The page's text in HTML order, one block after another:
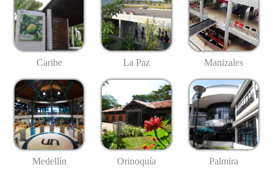
Caribe La Paz Manizales
Medellín Orinoquía Palmira